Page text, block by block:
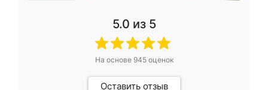
5.0 из 5
На основе 945оценок
Оставить отзыв